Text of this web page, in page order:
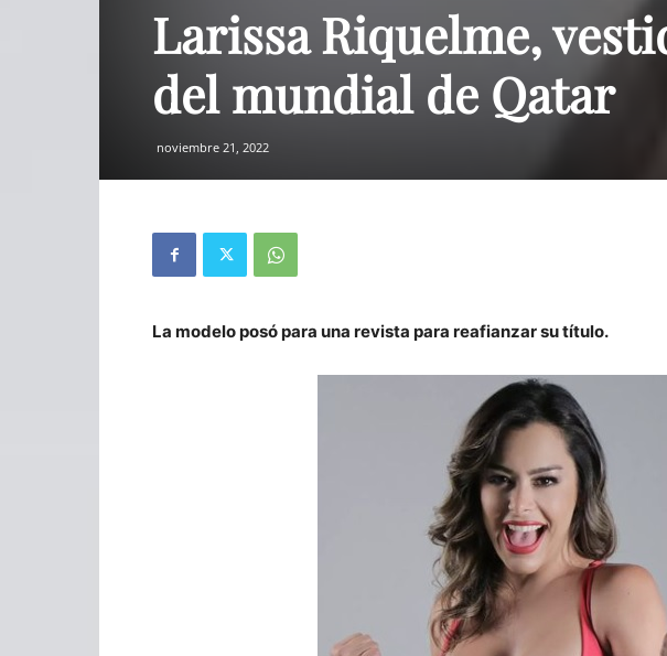
Larissa Riquelme,
del mundial de Qatar
noviembre 21, 2022
La modelo posó para una revista para reafianzar su título.